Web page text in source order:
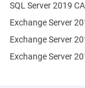
Exchange Server
Exchange Server
SQL Server 2019
Exchange Server